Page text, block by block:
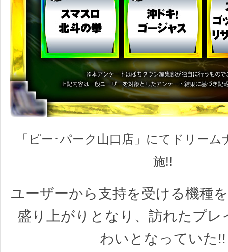
「ピー･パーク山口店」にてドリー
施!!
ユーザーから支持を受ける機種
盛り上がりとなり、訪れたプレ
わいとなっていた!!